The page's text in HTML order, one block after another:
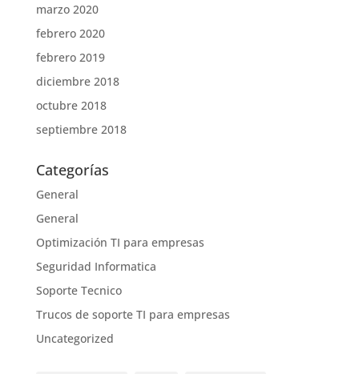
marzo 2020
febrero 2020
febrero 2019
diciembre 2018
octubre 2018
septiembre 2018
Categorías
General
General
Optimización TI para empresas
Seguridad Informatica
Soporte Tecnico
Trucos de soporte TI para empresas
Uncategorized